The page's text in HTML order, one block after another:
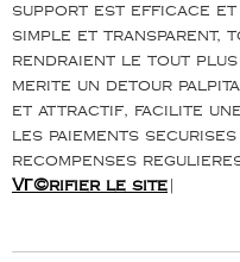
support est efficace et
simple et transparent,
rendraient le tout plus
merite un detour
et attractif, facilite une
les paiements
recompenses
VГ©rifier le site